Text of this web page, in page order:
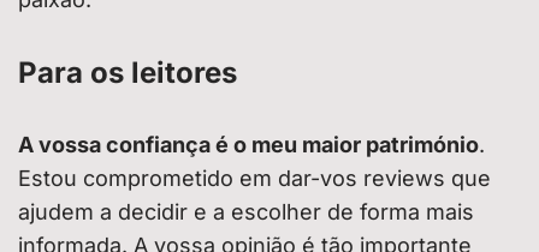
Para os leitores
A vossa confiança é o meu maior património.
Estou comprometido em dar-vos reviews que
ajudem a decidir e a escolher de forma mais
informada. A vossa opinião é tão importante